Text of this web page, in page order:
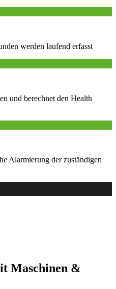
werden laufend erfasst
und berechnet den Health
Alarmierung der zuständigen
Maschinen &